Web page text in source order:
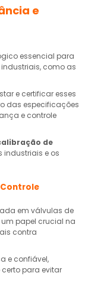
e
essencial para
como as
e certificar esses
das especificações
e controle
de
industriais e os
em válvulas de
um papel crucial na
contra
e confiável,
para evitar